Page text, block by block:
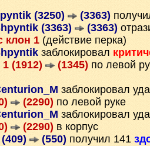
(3250) (3363)
(3363) (3363)
клон 1 (действие перка)
заблокировал
(1912)
(1345) по левой
заблокировал
(2290) по левой руке
заблокировал
(2290) в корпус
(550) получил 141